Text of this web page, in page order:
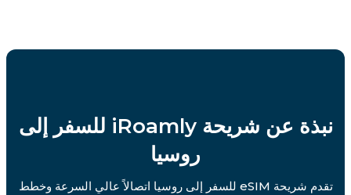
نبذة عن شريحة iRoamly للسفر إلى
روسيا
تقدم شريحة eSIM للسفر إلى روسيا اتصالاً عالي السرعة وخطط